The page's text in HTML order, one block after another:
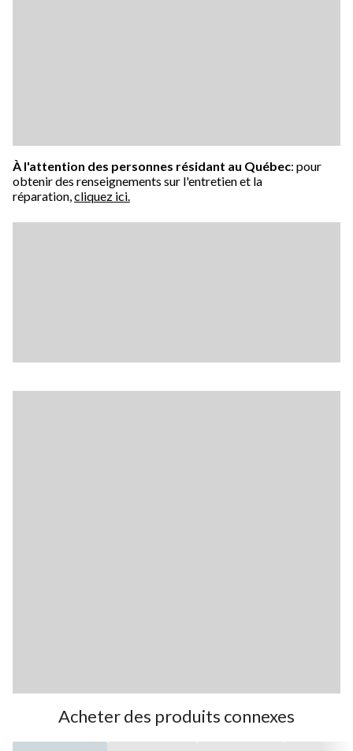
À l'attention des personnes résidant au Québec: pour
obtenir des renseignements sur l'entretien et la
réparation,cliquez ici.
Acheter des produits connexes